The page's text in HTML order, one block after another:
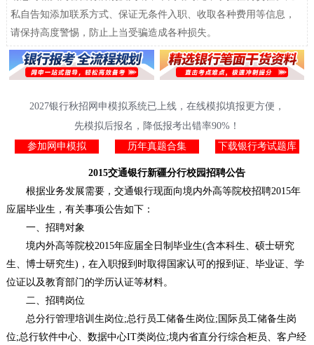
私自告知添加联系方式、保证无条件入职、收取各种费用等信息，
请保持高度警惕，防止上当受骗造成各种损失。
2027银行秋招网申模拟系统已上线，在线模拟填报更方便，
先模拟后报名，降低报考出错率90%！
参加网申模拟
历年真题合集 下载银行考试题库
2015交通银行新疆分行校园招聘公告
根据业务发展需要，交通银行现面向境内外高等院校招聘2015年
应届毕业生，有关事项公告如下：
一、招聘对象
境内外高等院校2015年应届全日制毕业生(含本科生、硕士研究
生、博士研究生)，在入职报到时取得国家认可的报到证、毕业证、学
位证以及教育部门的学历认证等材料。
二、招聘岗位
总分行管理培训生岗位;总行员工储备生岗位;国际员工储备生岗
位;总行软件中心、数据中心IT类岗位;境内省直分行综合柜员、客户经